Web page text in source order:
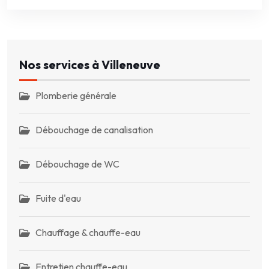
Nos services à Villeneuve
Plomberie générale
Débouchage de canalisation
Débouchage de WC
Fuite d'eau
Chauffage & chauffe-eau